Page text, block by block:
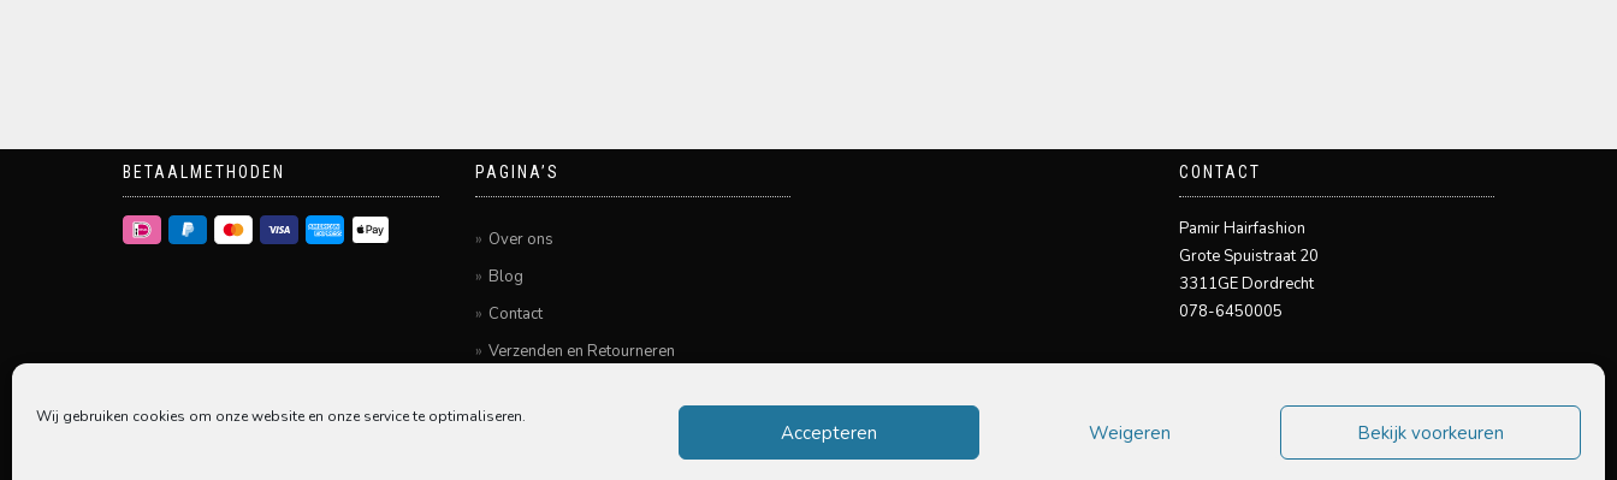
Wij gebruiken cookies om onze website en onze service te optimaliseren.
Accepteren Weigeren Bekijk voorkeuren
BETAALMETHODEN PAGINA’S
Over ons
Blog
Contact
Verzenden en Retourneren
Algemene voorwaarden
CONTACT
Pamir Hairfashion
Grote Spuistraat 20
3311GE Dordrecht
078-6450005